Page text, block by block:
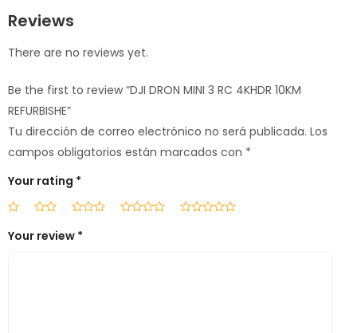
Reviews
There are no reviews yet.
Be the first to review “DJI DRON MINI 3 RC 4KHDR 10KM
REFURBISHE”
Tu dirección de correo electrónico no será publicada. Los
campos obligatorios están marcados con *
Your rating *
Your review *